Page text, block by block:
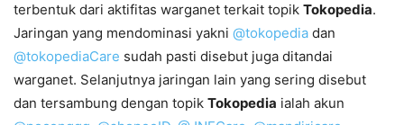
terbentuk dari aktifitas warganet terkait topik Tokopedia.
Jaringan yang mendominasi yakni @tokopedia dan
@tokopediaCare sudah pasti disebut juga ditandai
warganet. Selanjutnya jaringan lain yang sering disebut
dan tersambung dengan topik Tokopedia ialah akun